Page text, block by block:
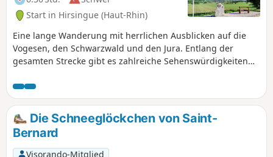
Start in Hirsingue (Haut-Rhin)
Eine lange Wanderung mit herrlichen Ausblicken auf die
Vogesen, den Schwarzwald und den Jura. Entlang der
gesamten Strecke gibt es zahlreiche Sehenswürdigkeiten
Die Schneeglöckchen von Saint-
Bernard
Visorando-Mitglied